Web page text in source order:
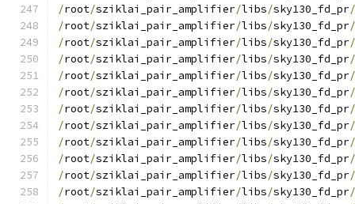
/root/sziklai_pair_amplifier/libs/sky130_fd_pr/
/root/sziklai_pair_amplifier/libs/sky130_fd_pr/
/root/sziklai_pair_amplifier/libs/sky130_fd_pr/
/root/sziklai_pair_amplifier/libs/sky130_fd_pr/
/root/sziklai_pair_amplifier/libs/sky130_fd_pr/
/root/sziklai_pair_amplifier/libs/sky130_fd_pr/
/root/sziklai_pair_amplifier/libs/sky130_fd_pr/
/root/sziklai_pair_amplifier/libs/sky130_fd_pr/
/root/sziklai_pair_amplifier/libs/sky130_fd_pr/
/root/sziklai_pair_amplifier/libs/sky130_fd_pr/
/root/sziklai_pair_amplifier/libs/sky130_fd_pr/
/root/sziklai_pair_amplifier/libs/sky130_fd_pr/